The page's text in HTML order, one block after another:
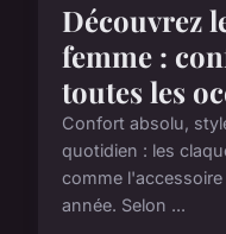
Découvrez
femme :
toutes les
Confort absolu,
quotidien : les
comme
année. Selon ...